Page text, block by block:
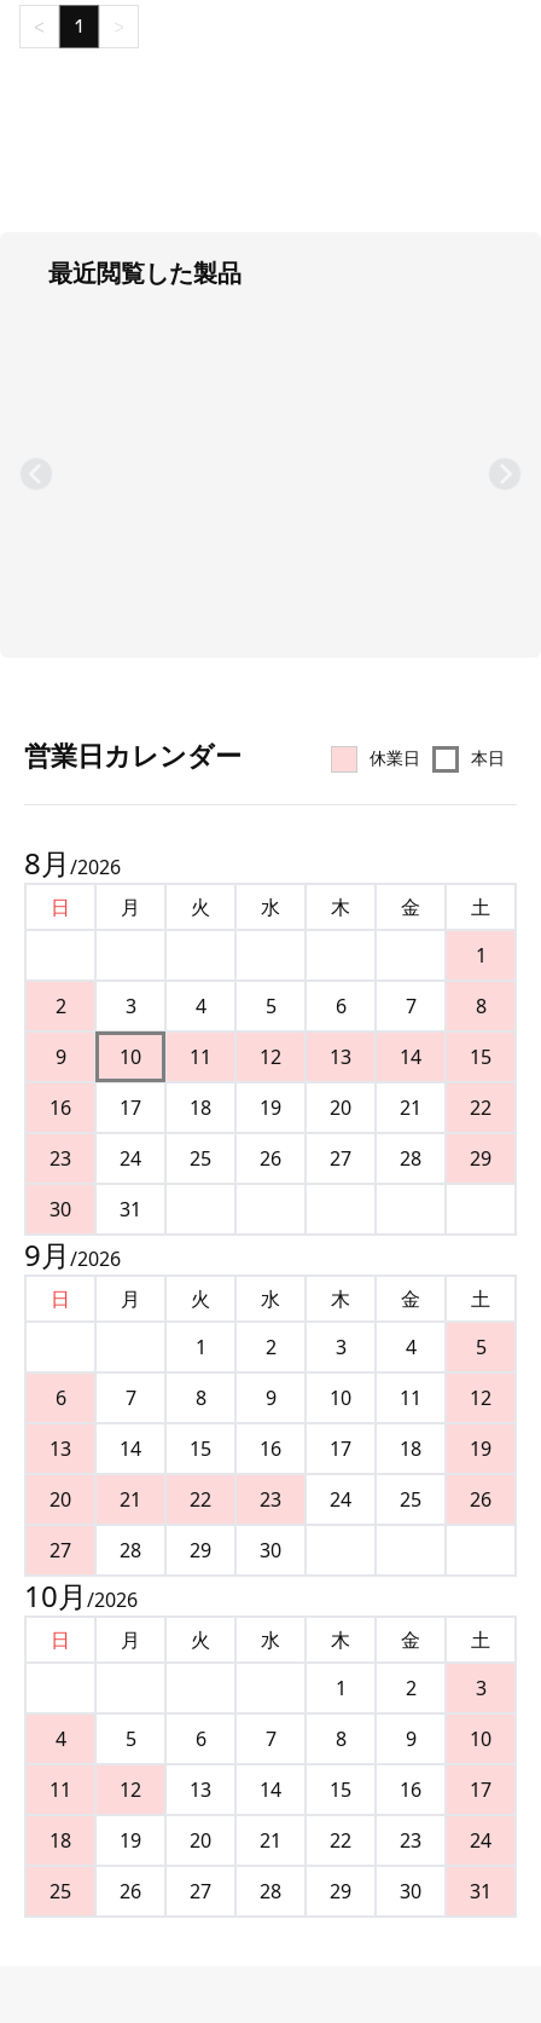
< 1 >
最近閲覧した製品
営業⽇カレンダー 休業日 本日
8月 /2026
日
月 火 水 木 金
土
1
2
3 4 5 6 7
8
9
10 11 12 13 14
15
16
17 18 19 20 21
22
23
24 25 26 27 28
29
30
31
9月 /2026
日
月 火 水 木 金
土
1
2 3 4
5
6
7 8 9 10 11
12
13
14 15 16 17 18
19
20
21 22 23 24 25
26
27
28 29 30
10月 /2026
日
月 火 水 木 金
土
1
2
3
4
5 6 7 8 9
10
11
12 13 14 15 16
17
18
19 20 21 22 23
24
25
26 27 28 29 30 31